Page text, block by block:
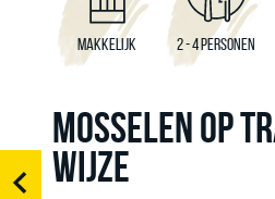
MAKKELIJK 2 - 4 PERSONEN
MOSSELEN OP
WIJZE